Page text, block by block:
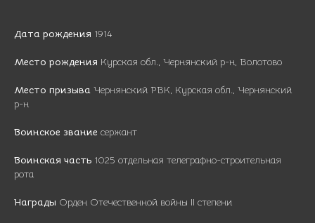
Дата рождения 1914
Место рождения Курская обл., Чернянский р-н, Волотово
Место призыва Чернянский РВК, Курская обл., Чернянский
р-н
Воинское звание сержант
Воинская часть 1025 отдельная телеграфно-строительная
рота
Награды Орден Отечественной войны II степени